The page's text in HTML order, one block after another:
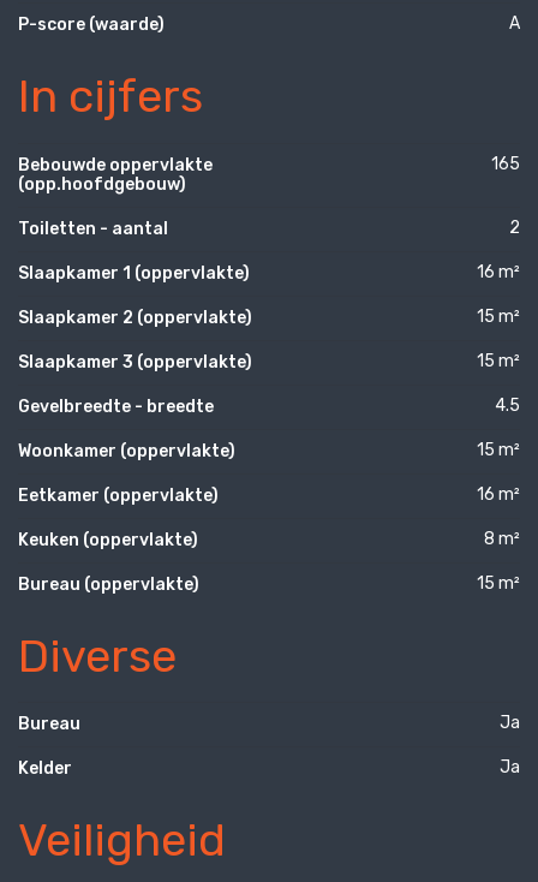
P-score (waarde) A
In cijfers
Bebouwde oppervlakte
(opp.hoofdgebouw)
165
Toiletten - aantal 2
Slaapkamer 1 (oppervlakte) 16 m²
Slaapkamer 2 (oppervlakte) 15 m²
Slaapkamer 3 (oppervlakte) 15 m²
Gevelbreedte - breedte 4.5
Woonkamer (oppervlakte) 15 m²
Eetkamer (oppervlakte) 16 m²
Keuken (oppervlakte) 8 m²
Bureau (oppervlakte) 15 m²
Diverse
Bureau Ja
Kelder Ja
Veiligheid